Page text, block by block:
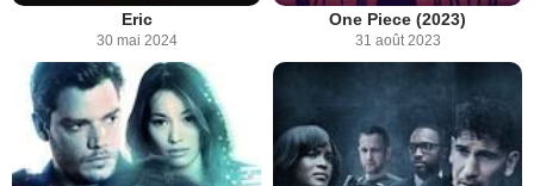
Eric
30 mai 2024
One Piece (2023)
31 août 2023